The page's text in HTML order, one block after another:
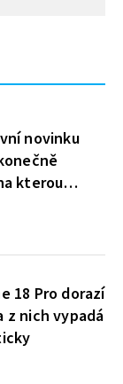
novinku
kterou
čekají roky
18 Pro dorazí
z nich vypadá